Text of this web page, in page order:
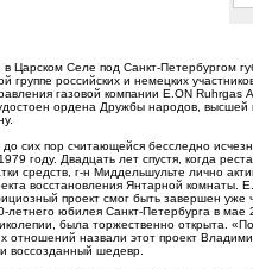
Царском Селе под Санкт-Петербургом
группе российских и немецких
газовой компании E.ON Ruhrgas
ордена Дружбы народов, высшей
сих пор считающейся бесследно
году. Двадцать лет спустя, когда
средств, г-н Миддельшульте лично
восстановления Янтарной комнаты.
проект смог быть завершен
летнего юбилея Санкт-Петербурга в
была торжественно открыта.
отношений назвали этот проект
воссозданный шедевр.